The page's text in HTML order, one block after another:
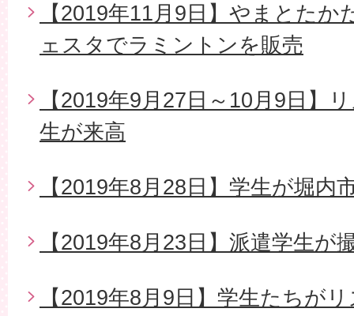
【2019年11月9日】やまとた
ェスタでラミントンを販売
【2019年9月27日～10月9日】
生が来高
【2019年8月28日】学生が堀内
【2019年8月23日】派遣学生が
【2019年8月9日】学生たちが